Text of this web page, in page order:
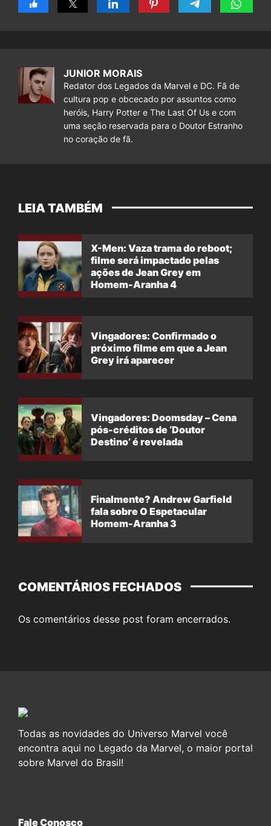
JUNIOR MORAIS
Redator dos Legados da Marvel e DC. Fã de
cultura pop e obcecado por assuntos como
heróis, Harry Potter e The Last Of Us e com
uma seção reservada para o Doutor Estranho
no coração de fã.
LEIA TAMBÉM
X-Men: Vaza trama do reboot;
filme será impactado pelas
ações de Jean Grey em
Homem-Aranha 4
Vingadores: Confirmado o
próximo filme em que a Jean
Grey irá aparecer
Vingadores: Doomsday – Cena
pós-créditos de ‘Doutor
Destino’ é revelada
Finalmente? Andrew Garfield
fala sobre O Espetacular
Homem-Aranha 3
COMENTÁRIOS FECHADOS
Os comentários desse post foram encerrados.
Todas as novidades do Universo Marvel você
encontra aqui no Legado da Marvel, o maior portal
sobre Marvel do Brasil!
Fale Conosco